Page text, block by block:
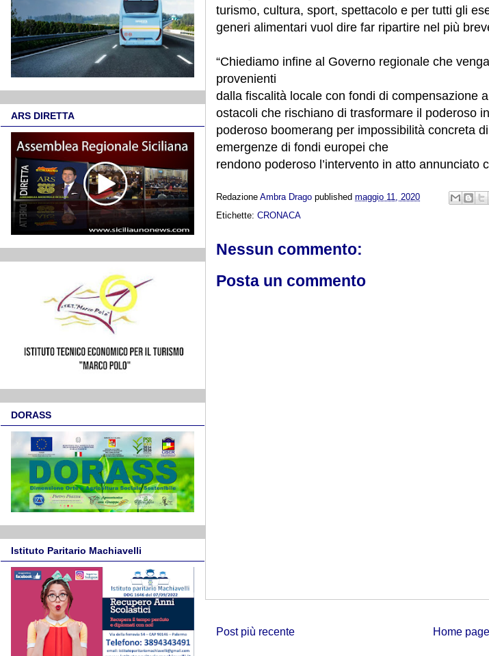
turismo, cultura, sport, spettacolo e per tutti gli
generi alimentari vuol dire far ripartire nel più
“Chiediamo infine al Governo regionale che
provenienti
dalla fiscalità locale con fondi di compensazione
ostacoli che rischiano di trasformare il poderoso
poderoso boomerang per impossibilità concreta
emergenze di fondi europei che
rendono poderoso l’intervento in atto annunciato
Redazione Ambra Drago published maggio 11, 2020
Etichette: CRONACA
Nessun commento:
Posta un commento
Post più recente Home page
ARS DIRETTA
DORASS
Istituto Paritario Machiavelli